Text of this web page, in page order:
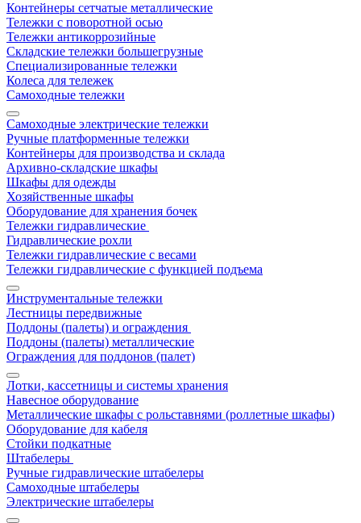
Контейнеры сетчатые металлические
Тележки с поворотной осью
Тележки антикоррозийные
Складские тележки большегрузные
Специализированные тележки
Колеса для тележек
Самоходные тележки
Самоходные электрические тележки
Ручные платформенные тележки
Контейнеры для производства и склада
Архивно-складские шкафы
Шкафы для одежды
Хозяйственные шкафы
Оборудование для хранения бочек
Тележки гидравлические
Гидравлические рохли
Тележки гидравлические с весами
Тележки гидравлические с функцией подъема
Инструментальные тележки
Лестницы передвижные
Поддоны (палеты) и ограждения
Поддоны (палеты) металлические
Ограждения для поддонов (палет)
Лотки, кассетницы и системы хранения
Навесное оборудование
Металлические шкафы с рольставнями (роллетные шкафы)
Оборудование для кабеля
Стойки подкатные
Штабелеры
Ручные гидравлические штабелеры
Самоходные штабелеры
Электрические штабелеры